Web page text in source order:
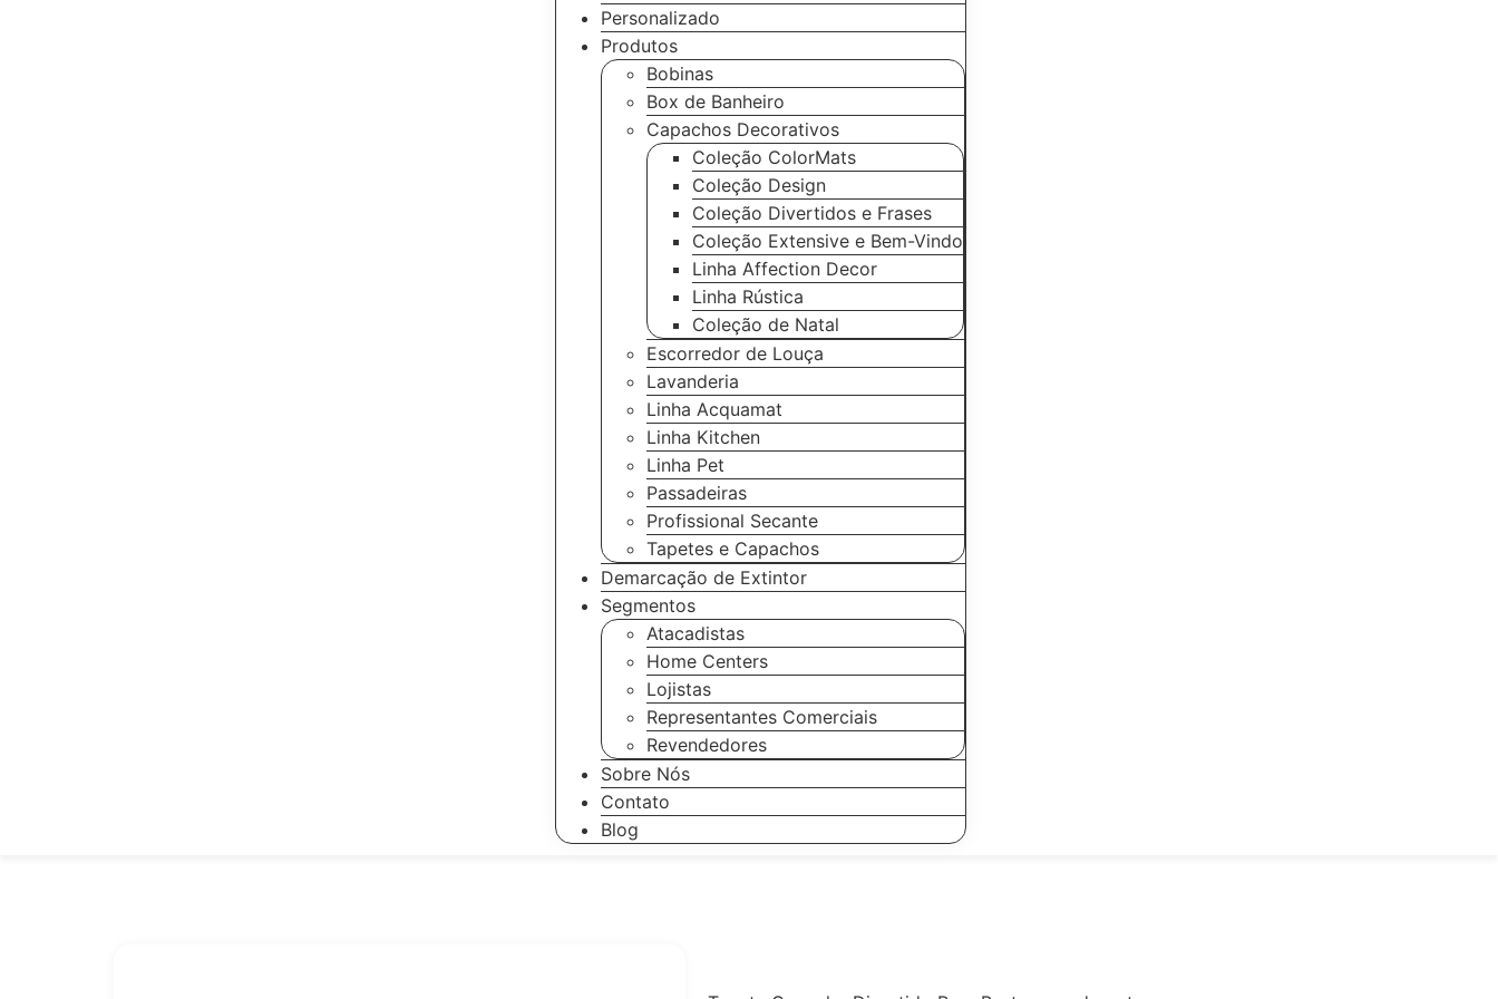
Personalizado
Produtos
Bobinas
Box de Banheiro
Capachos Decorativos
Coleção ColorMats
Coleção Design
Coleção Divertidos e Frases
Coleção Extensive e Bem-Vindo
Linha Affection Decor
Linha Rústica
Coleção de Natal
Escorredor de Louça
Lavanderia
Linha Acquamat
Linha Kitchen
Linha Pet
Passadeiras
Profissional Secante
Tapetes e Capachos
Demarcação de Extintor
Segmentos
Atacadistas
Home Centers
Lojistas
Representantes Comerciais
Revendedores
Sobre Nós
Contato
Blog